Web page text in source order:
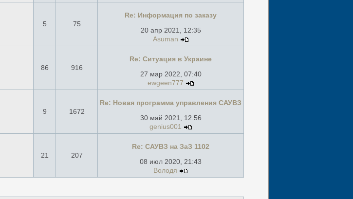
5 75
Re: Информация по заказу
20 апр 2021, 12:35
Asuman
86 916
Re: Ситуация в Украине
27 мар 2022, 07:40
ewgeen777
9 1672
Re: Новая программа управления САУВЗ
30 май 2021, 12:56
genius001
21 207
Re: САУВЗ на ЗаЗ 1102
08 июл 2020, 21:43
Володя